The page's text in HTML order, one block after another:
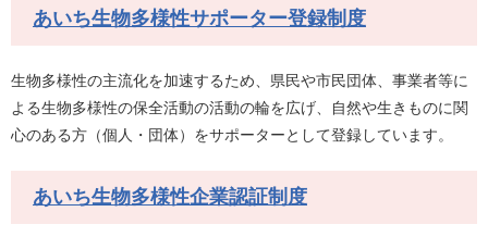
あいち生物多様性サポーター登録制度
生物多様性の主流化を加速するため、県民や市民団体、事業者等に
よる生物多様性の保全活動の活動の輪を広げ、自然や生きものに関
心のある方（個人・団体）をサポーターとして登録しています。
あいち生物多様性企業認証制度